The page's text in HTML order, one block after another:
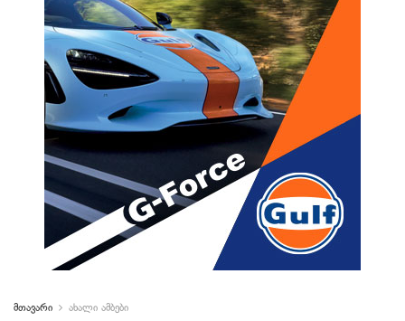
მთავარი ახალი ამბები